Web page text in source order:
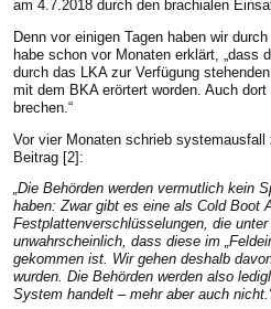
am 4.7.2018 durch den brachialen
Denn vor einigen Tagen haben wir
habe schon vor Monaten erklärt, „dass
durch das LKA zur Verfügung
mit dem BKA erörtert worden. Auch
brechen.“
Vor vier Monaten schrieb
Beitrag [2]:
„Die Behörden werden vermutlich kein
haben: Zwar gibt es eine als Cold
Festplattenverschlüsselungen, die
unwahrscheinlich, dass diese im
gekommen ist. Wir gehen deshalb
wurden. Die Behörden werden also
System handelt – mehr aber auch